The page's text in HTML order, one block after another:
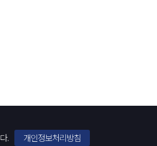
. 개인정보처리방침